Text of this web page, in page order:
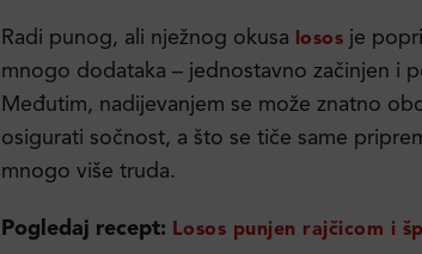
Radi punog, ali nježnog okusa losos je
mnogo dodataka – jednostavno začinjen i
Međutim, nadijevanjem se može znatno
osigurati sočnost, a što se tiče same
mnogo više truda.
Pogledaj recept: Losos punjen rajčicom i